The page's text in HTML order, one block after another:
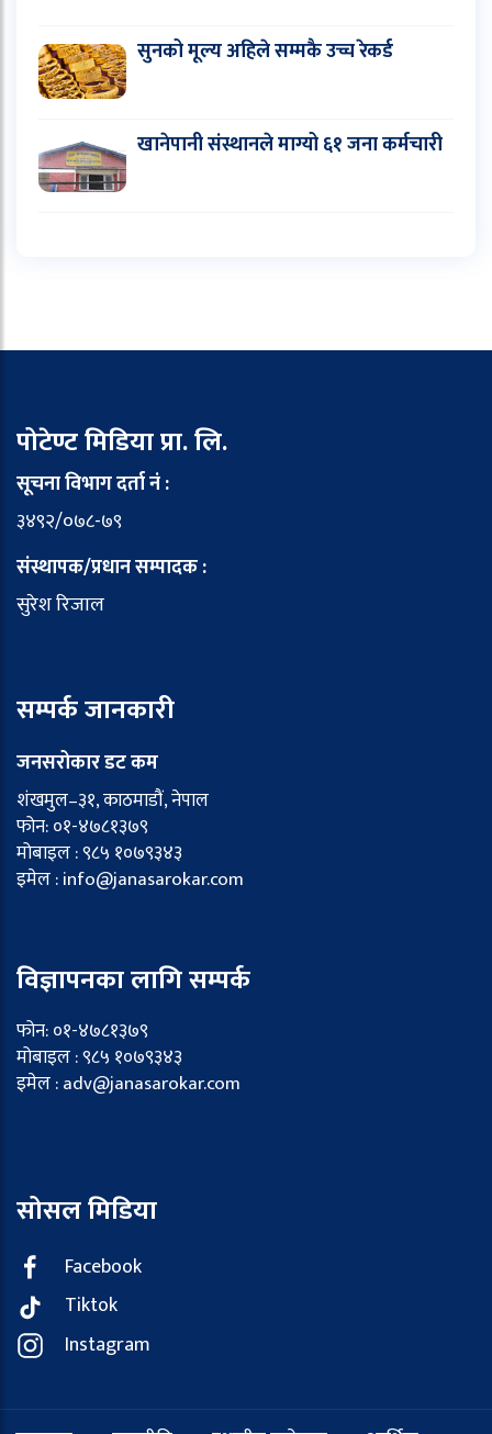
सुनको मूल्य अहिले सम्मकै उच्च रेकर्ड
खानेपानी संस्थानले माग्यो ६१ जना कर्मचारी
पोटेण्ट मिडिया प्रा. लि.
सूचना विभाग दर्ता नं :
३४९२/०७८-७९
संस्थापक/प्रधान सम्पादक :
सुरेश रिजाल
सम्पर्क जानकारी
जनसरोकार डट कम
शंखमुल–३१, काठमाडौं, नेपाल
फोन: ०१-४७८१३७९
मोबाइल : ९८५ १०७९३४३
इमेल : info@janasarokar.com
विज्ञापनका लागि सम्पर्क
फोन: ०१-४७८१३७९
मोबाइल : ९८५ १०७९३४३
इमेल : adv@janasarokar.com
सोसल मिडिया
Facebook
Tiktok
Instagram